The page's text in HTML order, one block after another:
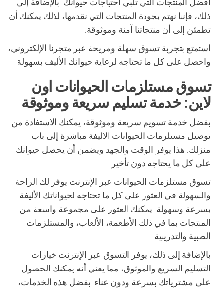
أفضل المنتجات التي تلبي احتياجات حيوانك. بالإضافة إلى
ذلك، فإننا نهتم بجودة المنتجات التي نقدمها، لذلك يمكنك أن
تطمئن إلى أن منتجاتنا آمنة وموثوقة.
استمتع بتجربة تسوق سهلة ومريحة عبر متجرنا الإلكتروني،
واحصل على كل ما تحتاجه لرعاية حيوانك الأليف بسهولة.
تسوق مستلزمات الحيوانات اون
لاين: خدمة تسليم سريعة وموثوقة
بفضل خدمة تسويم سريعة وموثوقة، يمكنك الاستفادة من
توصيل مستلزمات الحيوانات الاليفة مباشرة إلى باب
منزلك. هذا يوفر الوقت والجهد ويضمن أن يحصل حيوانك
على كل ما يحتاجه دون تأخير.
تسوق مستلزمات الحيوانات عبر الإنترنت يوفر لك الراحة
والسهولة في العثور على كل ما تحتاجه لحيواناتك الأليفة
بسرعة وسهولة. يمكنك العثور على مجموعة واسعة من
المنتجات بما في ذلك الأطعمة، الألعاب، والمستلزمات
الطبية والتدريبية.
بالإضافة إلى ذلك، يوفر التسوق عبر الإنترنت خيارات
التسليم السريع والموثوق، مما يعني أنه يمكنك الحصول
على مشترياتك بسرعة ودون عناء. بفضل هذه الخدمات،